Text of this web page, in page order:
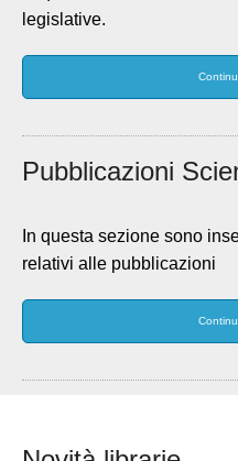
legislative.
Pubblicazioni
In questa sezione sono
relativi alle pubblicazioni